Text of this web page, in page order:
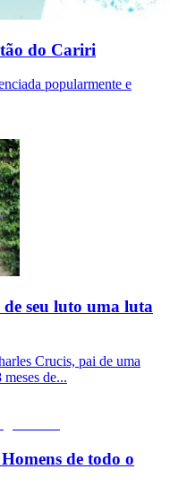
do Cariri
popularmente e
seu luto uma luta
Crucis, pai de uma
de...
de todo o